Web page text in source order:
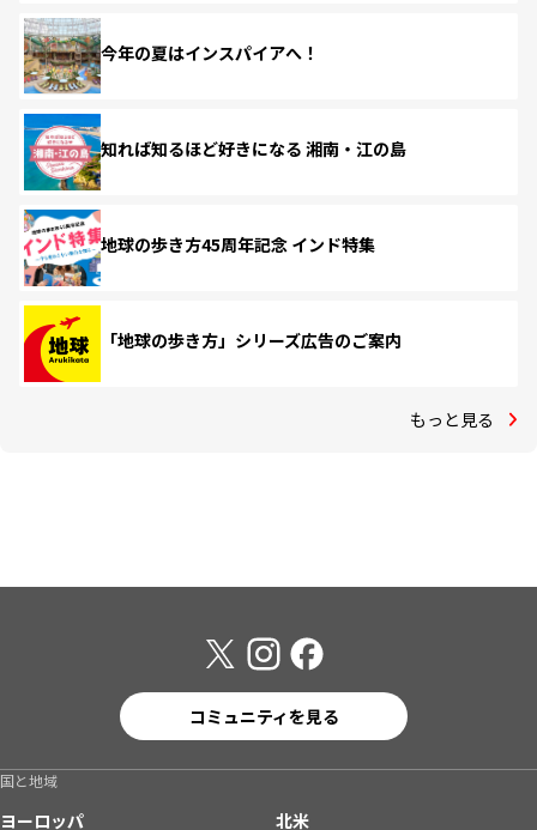
今年の夏はインスパイアへ！
知れば知るほど好きになる 湘南・江の島
地球の歩き方45周年記念 インド特集
「地球の歩き方」シリーズ広告のご案内
もっと見る
コミュニティを見る
国と地域
ヨーロッパ
北米